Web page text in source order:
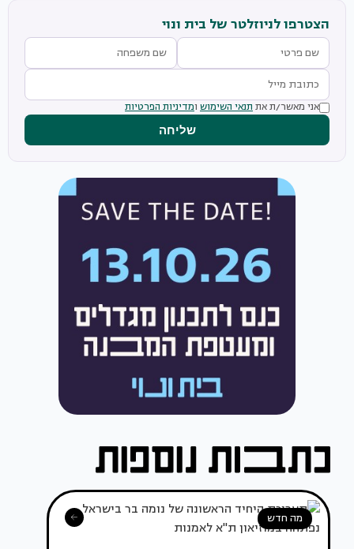
הצטרפו לניוזלטר של בית ונוי
אני מאשר/ת את תנאי השימוש ומדיניות הפרטיות
שליחה
מה חדש